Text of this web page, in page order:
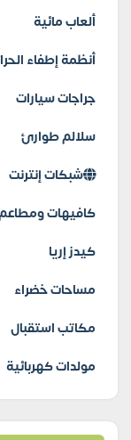
ألعاب مائية
أنظمة إطفاء
جراجات سيارات
سلالم طوارئ
شبكات إنترنت
كافيهات
كيدز إريا
مساحات خضراء
مكاتب استقبال
مولدات كهربائية